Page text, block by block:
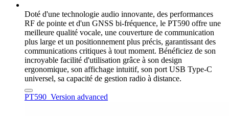
Doté d'une technologie audio innovante, des performances
RF de pointe et d'un GNSS bi-fréquence, le PT590 offre une
meilleure qualité vocale, une couverture de communication
plus large et un positionnement plus précis, garantissant des
communications critiques à tout moment. Bénéficiez de son
incroyable facilité d'utilisation grâce à son design
ergonomique, son affichage intuitif, son port USB Type-C
universel, sa capacité de gestion radio à distance.
PT590_Version advanced